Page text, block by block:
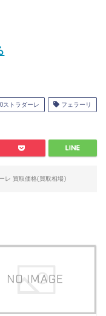
ストラダーレ フェラーリ
レ 買取価格(買取相場)